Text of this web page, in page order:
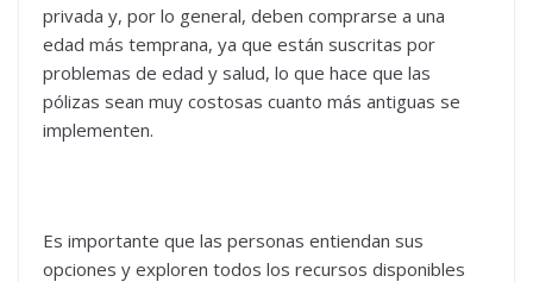
privada y, por lo general, deben comprarse a una
edad más temprana, ya que están suscritas por
problemas de edad y salud, lo que hace que las
pólizas sean muy costosas cuanto más antiguas se
implementen.
Es importante que las personas entiendan sus
opciones y exploren todos los recursos disponibles